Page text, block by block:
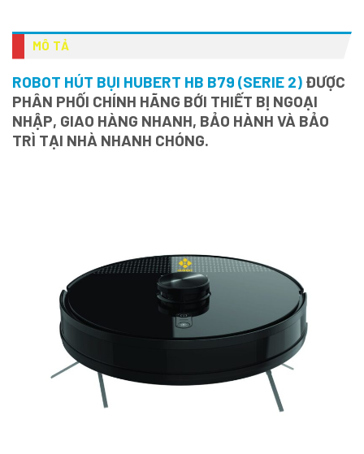
MÔ TẢ
ROBOT HÚT BỤI HUBERT HB B79 (SERIE 2) ĐƯỢC
PHÂN PHỐI CHÍNH HÃNG BỚI THIẾT BỊ NGOẠI
NHẬP, GIAO HÀNG NHANH, BẢO HÀNH VÀ BẢO
TRÌ TẠI NHÀ NHANH CHÓNG.